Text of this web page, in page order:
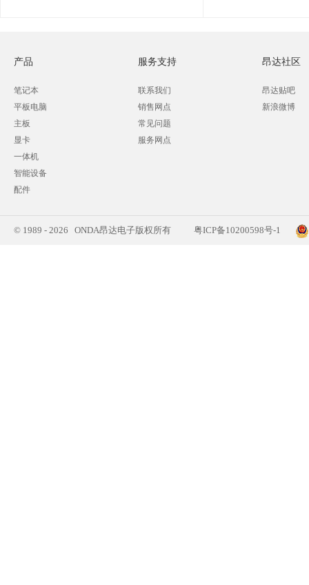
产品
笔记本
平板电脑
主板
显卡
一体机
智能设备
配件
服务支持
联系我们
销售网点
常见问题
服务网点
昂达社区
昂达贴吧
新浪微博
© 1989 - 2026 ONDA昂达电子版权所有 粤ICP备10200598号-1